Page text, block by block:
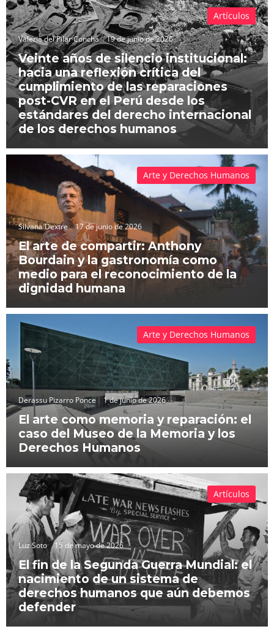
Valeria del Pilar Concha 19 de junio de 2026
Veinte años de silencio institucional:
hacia una reflexión crítica del
cumplimiento de las reparaciones
post-CVR en el Perú desde los
estándares del derecho internacional
de los derechos humanos
Artículos
Silvana Dextre 17 de junio de 2026
El arte de compartir: Anthony
Bourdain y la gastronomía como
medio para el reconocimiento de la
dignidad humana
Arte y Derechos Humanos
Derassu Pizarro Ponce 1 de junio de 2026
El arte como memoria y reparación: el
caso del Museo de la Memoria y los
Derechos Humanos
Arte y Derechos Humanos
Luz Soto 15 de mayo de 2026
El fin de la Segunda Guerra Mundial: el
nacimiento de un sistema de
derechos humanos que aún debemos
defender
Artículos